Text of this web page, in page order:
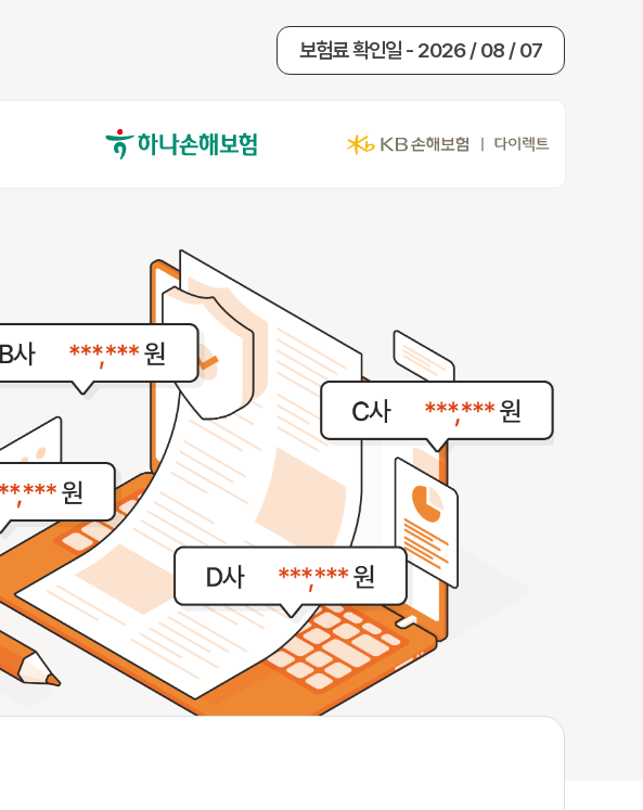
보험료 확인일 - 2026 / 08 / 07
보험나이 27세 **분전 신청완료
보험나이 59세 **분전 신청완료
보험나이 54세 **분전